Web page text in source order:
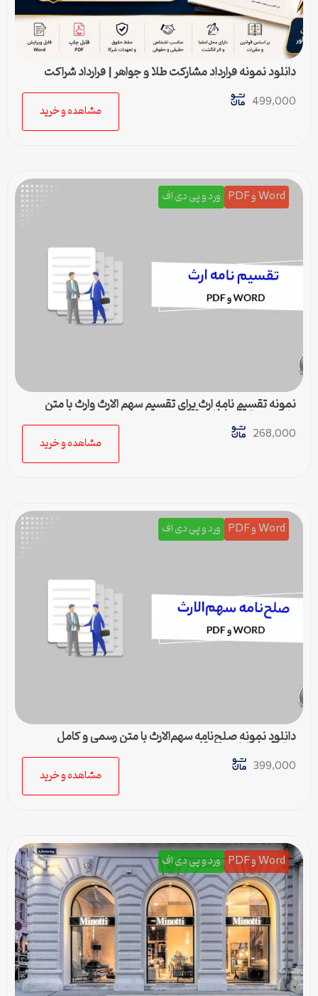
دانلود نمونه قرارداد مشارکت طلا و جواهر | قرارداد شراکت
ساخت و فروش طلا
499,000
مشاهده و خرید
Word و PDF ورد و پی دی اف
نمونه تقسیم نامه ارث برای تقسیم سهم الارث وارث با متن
کامل و حقوقی | فایل pdf و ورد
268,000
مشاهده و خرید
Word و PDF ورد و پی دی اف
دانلود نمونه صلح‌نامه سهم‌الارث با متن رسمی و کامل
حقوقی | فایل ورد و pdf
399,000
مشاهده و خرید
Word و PDF ورد و پی دی اف